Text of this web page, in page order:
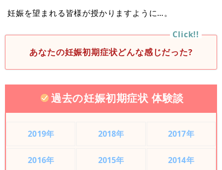
妊娠を望まれる皆様が授かりますように…。
あなたの妊娠初期症状どんな感じだった?
過去の妊娠初期症状 体験談
2019年 2018年 2017年
2016年 2015年 2014年